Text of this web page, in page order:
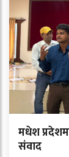
मधेश
संवाद